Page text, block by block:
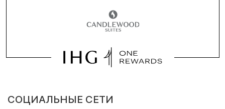
СОЦИАЛЬНЫЕ СЕТИ